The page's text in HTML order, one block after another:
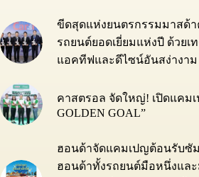
ขีดสุดแห่งยนตรกรรมมาสด้า
รถยนต์ยอดเยี่ยมแห่งปี ด้วยเ
แอคทีฟและดีไซน์อันสง่างาม
คาสตรอล จัดใหญ่! เปิดแคมเ
GOLDEN GOAL”
ฮอนด้าจัดแคมเปญต้อนรับซั
ฮอนด้าทั้งรถยนต์มือหนึ่งและ